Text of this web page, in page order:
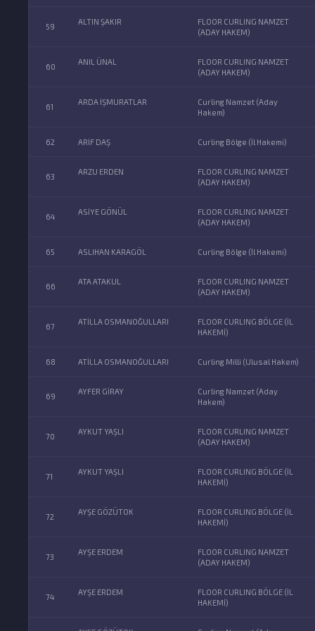
59
ALTIN ŞAKIR
FLOOR CURLING NAMZET
(ADAY HAKEM)
60
ANIL ÜNAL
FLOOR CURLING NAMZET
(ADAY HAKEM)
61
ARDA İŞMURATLAR
Curling Namzet (Aday
Hakem)
62 ARİF DAŞ Curling Bölge (İl Hakemi)
63
ARZU ERDEN
FLOOR CURLING NAMZET
(ADAY HAKEM)
64
ASİYE GÖNÜL
FLOOR CURLING NAMZET
(ADAY HAKEM)
65 ASLIHAN KARAGÖL Curling Bölge (İl Hakemi)
66
ATA ATAKUL
FLOOR CURLING NAMZET
(ADAY HAKEM)
67
ATİLLA OSMANOĞULLARI
FLOOR CURLING BÖLGE (İL
HAKEMİ)
68 ATİLLA OSMANOĞULLARI Curling Milli (Ulusal Hakem)
69
AYFER GİRAY
Curling Namzet (Aday
Hakem)
70
AYKUT YAŞLI
FLOOR CURLING NAMZET
(ADAY HAKEM)
71
AYKUT YAŞLI
FLOOR CURLING BÖLGE (İL
HAKEMİ)
72
AYŞE GÖZÜTOK
FLOOR CURLING BÖLGE (İL
HAKEMİ)
73
AYŞE ERDEM
FLOOR CURLING NAMZET
(ADAY HAKEM)
74
AYŞE ERDEM
FLOOR CURLING BÖLGE (İL
HAKEMİ)